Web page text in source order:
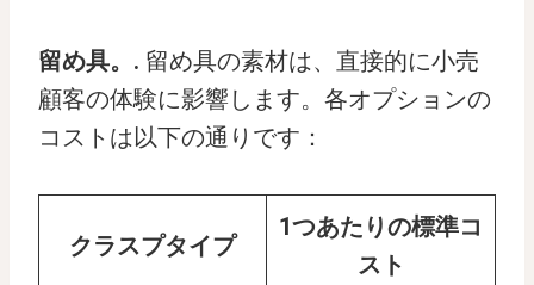
留め具。. 留め具の素材は、直接的に小売
顧客の体験に影響します。各オプションの
コストは以下の通りです：
クラスプタイプ
1つあたりの標準コ
スト